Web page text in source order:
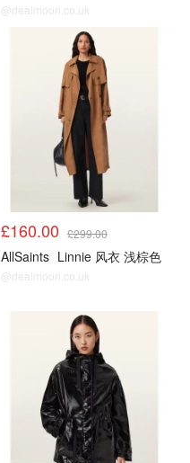
@dealmoon.co.uk
£160.00 £299.00
AllSaints Linnie 风衣 浅棕色
@dealmoon.co.uk